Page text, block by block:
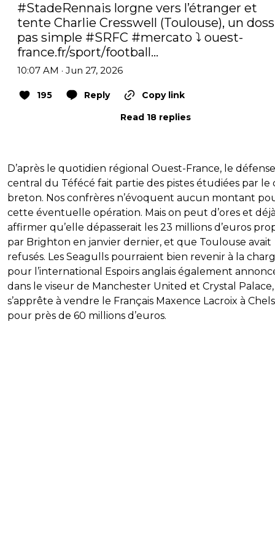
#StadeRennais lorgne vers l’étranger et
tente Charlie Cresswell (Toulouse), un
pas simple #SRFC #mercato ⤵️ ouest-
france.fr/sport/football…
10:07 AM · Jun 27, 2026
195 Reply
Copy link
Read 18 replies
D’après le quotidien régional Ouest-France, le
central du Téfécé fait partie des pistes étudiées par le
breton. Nos confrères n’évoquent aucun montant
cette éventuelle opération. Mais on peut d’ores et
affirmer qu’elle dépasserait les 23 millions d’euros
par Brighton en janvier dernier, et que Toulouse avait
refusés. Les Seagulls pourraient bien revenir à la
pour l’international Espoirs anglais également
dans le viseur de Manchester United et Crystal
s’apprête à vendre le Français Maxence Lacroix à
pour près de 60 millions d’euros.